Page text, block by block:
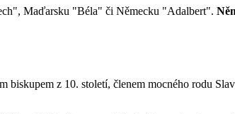
Maďarsku "Béla" či Německu "Adalbert".
biskupem z 10. století, členem mocného rodu